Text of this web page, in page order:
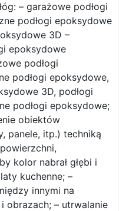
– garażowe podłogi
podłogi epoksydowe
3D –
epoksydowe
podłogi
podłogi epoksydowe,
3D, podłogi
podłogi epoksydowe;
obiektów
panele, itp.) techniką
kolor nabrał głębi i
kuchenne; –
innymi na
obrazach; – utrwalanie